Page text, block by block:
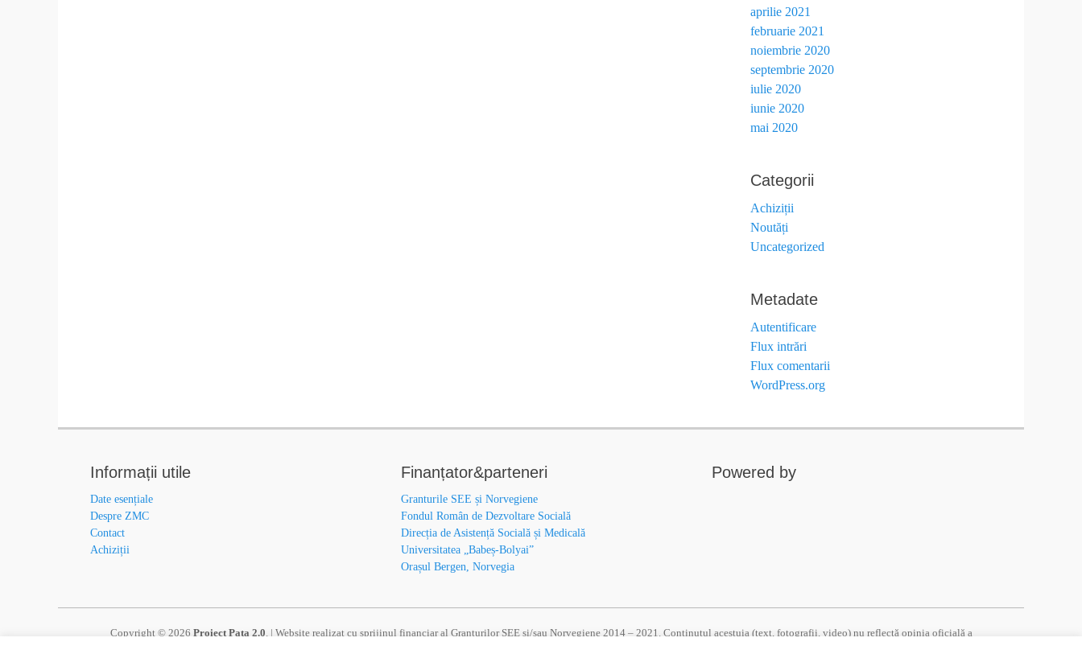
aprilie 2021
februarie 2021
noiembrie 2020
septembrie 2020
iulie 2020
iunie 2020
mai 2020
Categorii
Achiziții
Noutăți
Uncategorized
Metadate
Autentificare
Flux intrări
Flux comentarii
WordPress.org
Informații utile
Date esențiale
Despre ZMC
Contact
Achiziții
Finanțator&parteneri
Granturile SEE și Norvegiene
Fondul Român de Dezvoltare Socială
Direcția de Asistență Socială și Medicală
Universitatea „Babeș-Bolyai”
Orașul Bergen, Norvegia
Powered by
Copyright © 2026 Proiect Pata 2.0. | Website realizat cu sprijinul financiar al Granturilor SEE și/sau Norvegiene 2014 – 2021. Conținutul acestuia (text, fotografii, video) nu reflectă opinia oficială a